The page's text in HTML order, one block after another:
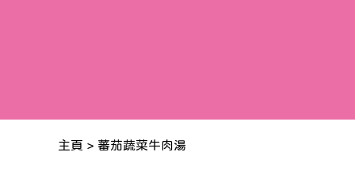
主頁 > 蕃茄蔬菜牛肉湯